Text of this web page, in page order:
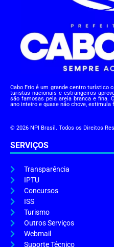
Cabo Frio é um grande centro turístico
turistas nacionais e estrangeiros
são famosas pela areia branca e fina.
ano inteiro e quase não chove,
© 2026 NPI Brasil. Todos os Direitos
SERVIÇOS
Transparência
IPTU
Concursos
ISS
Turismo
Outros Serviços
Webmail
Suporte Técnico